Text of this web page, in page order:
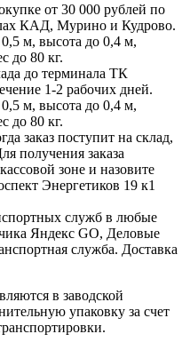
от 30 000 рублей по
КАД, Мурино и Кудрово.
м, высота до 0,4 м,
до 80 кг.
до терминала ТК
1-2 рабочих дней.
м, высота до 0,4 м,
до 80 кг.
заказ поступит на склад,
получения заказа
зоне и назовите
Энергетиков 19 к1
служб в любые
Яндекс GO, Деловые
служба. Доставка
в заводской
упаковку за счет